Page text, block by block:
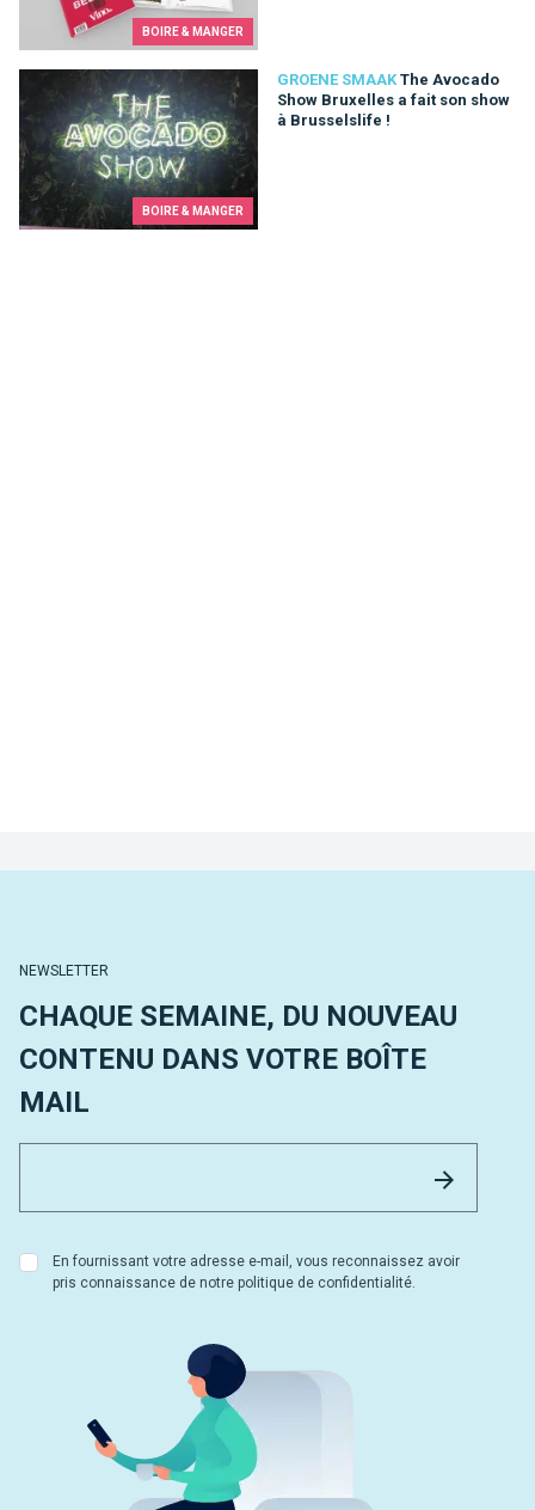
BOIRE & MANGER
BOIRE & MANGER
GROENE SMAAK The Avocado
Show Bruxelles a fait son show
à Brusselslife !
The Avocado Show Bruxelles a fait son show à Brusselslife !
NEWSLETTER
CHAQUE SEMAINE, DU NOUVEAU
CONTENU DANS VOTRE BOÎTE
MAIL
En fournissant votre adresse e-mail, vous reconnaissez avoir
pris connaissance de notre politique de confidentialité.